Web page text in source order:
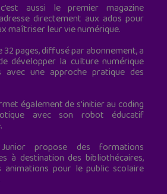
aussi le premier magazine
directement aux ados pour
maîtriser leur vie numérique.
32 pages, diffusé par abonnement, a
développer la culture numérique
avec une approche pratique des
également de s'initier au coding
avec son robot éducatif
propose des formations
à destination des bibliothécaires,
animations pour le public scolaire